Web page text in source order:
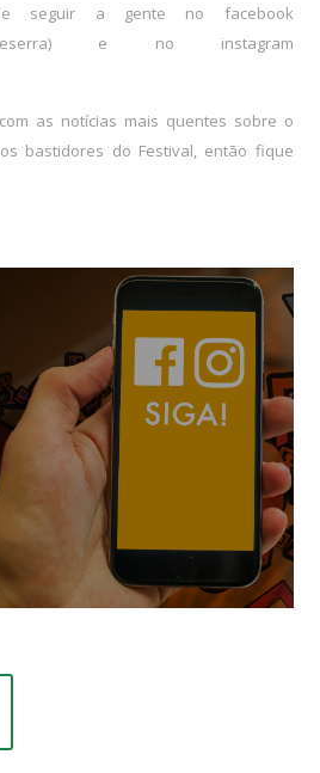
seguir a gente no facebook
) e no instagram
as notícias mais quentes sobre o
bastidores do Festival, então fique